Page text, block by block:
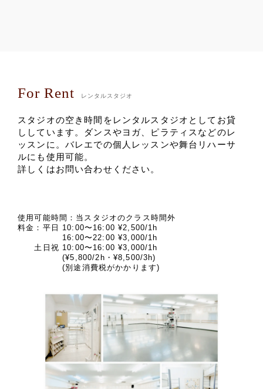
For Rent レンタルスタジオ
スタジオの空き時間をレンタルスタジオとしてお貸
ししています。ダンスやヨガ、ピラティスなどのレ
ッスンに。バレエでの個人レッスンや舞台リハーサ
ルにも使用可能。
詳しくはお問い合わせください。
使用可能時間：当スタジオのクラス時間外
料金：平日 10:00〜16:00 ¥2,500/1h
16:00〜22:00 ¥3,000/1h
土日祝 10:00〜16:00 ¥3,000/1h
(¥5,800/2h・¥8,500/3h)
(別途消費税がかかります)